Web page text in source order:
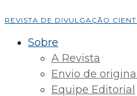
REVISTA DE DIVULGAÇÃO
Sobre
A Revista
Envio de
Equipe Editorial